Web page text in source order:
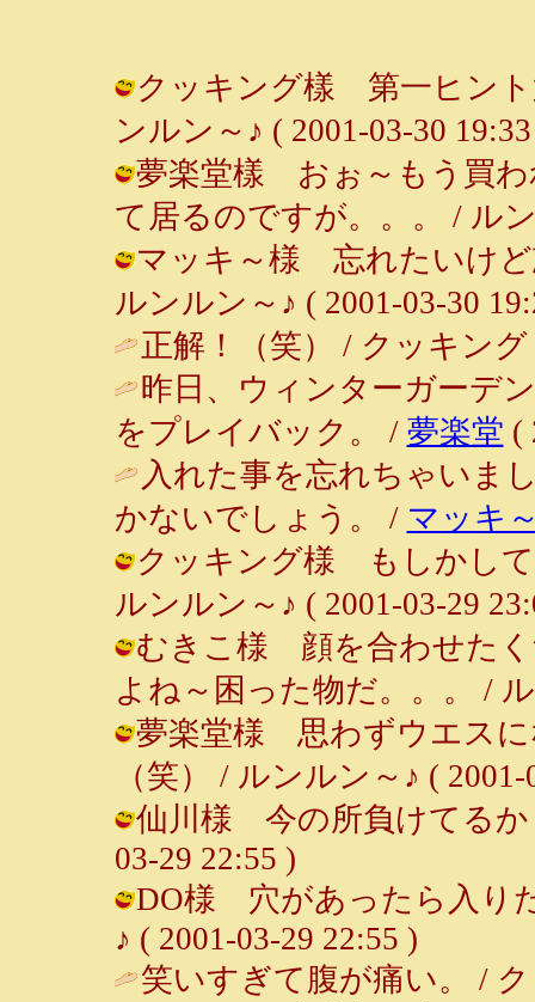
クッキング樣 第一ヒント
ンルン～♪ ( 2001-03-30
夢楽堂樣 おぉ～もう買わ
て居るのですが。。。 / ル
マッキ～様 忘れたいけど
ルンルン～♪ ( 2001-03-30
正解！（笑） / クッキング
昨日、ウィンターガーデ
をプレイバック。 / 夢楽堂 (
入れた事を忘れちゃいま
かないでしょう。 / マッキ
クッキング様 もしかして
ルンルン～♪ ( 2001-03-29
むきこ様 顔を合わせたく
よね～困った物だ。。。 /
夢楽堂様 思わずウエスに
（笑） / ルンルン～♪ ( 2001-
仙川様 今の所負けてるか
03-29 22:55 )
DO様 穴があったら入り
♪ ( 2001-03-29 22:55 )
笑いすぎて腹が痛い。 /